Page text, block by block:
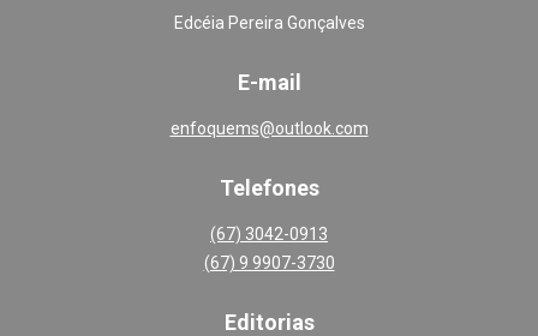
Edcéia Pereira Gonçalves
E-mail
enfoquems@outlook.com
Telefones
(67) 3042-0913
(67) 9 9907-3730
Editorias